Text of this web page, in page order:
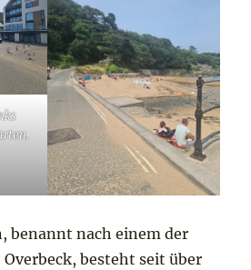
benannt nach einem der
besteht seit über